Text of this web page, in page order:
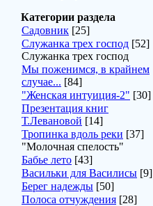
Категории раздела
Садовник [25]
Служанка трех господ [52]
Служанка трех господ
Мы поженимся, в крайнем
случае... [84]
"Женская интуиция-2" [30]
Презентация книг
Т.Левановой [14]
Тропинка вдоль реки [37]
"Молочная спелость"
Бабье лето [43]
Васильки для Василисы [9]
Берег надежды [50]
Полоса отчуждения [28]